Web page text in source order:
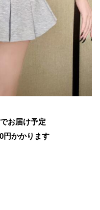
お届け予定
円かかります